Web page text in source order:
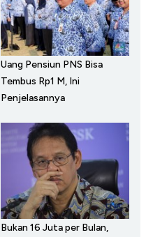
Uang Pensiun PNS Bisa
Tembus Rp1 M, Ini
Penjelasannya
Bukan 16 Juta per Bulan,